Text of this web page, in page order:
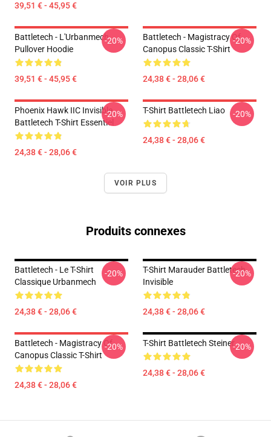
39,51 € - 45,95 €
Battletech - L'Urbanmech
Pullover Hoodie
39,51 € - 45,95 €
-20%
Battletech - Magistracy Of
Canopus Classic T-Shirt
24,38 € - 28,06 €
-20%
Phoenix Hawk IIC Invisible
Battletech T-Shirt Essentiel
24,38 € - 28,06 €
-20% T-Shirt Battletech Liao
24,38 € - 28,06 €
-20%
VOIR PLUS
Produits connexes
Battletech - Le T-Shirt
Classique Urbanmech
24,38 € - 28,06 €
-20%
T-Shirt Marauder Battletech
Invisible
24,38 € - 28,06 €
-20%
Battletech - Magistracy Of
Canopus Classic T-Shirt
24,38 € - 28,06 €
-20% T-Shirt Battletech Steiner
24,38 € - 28,06 €
-20%